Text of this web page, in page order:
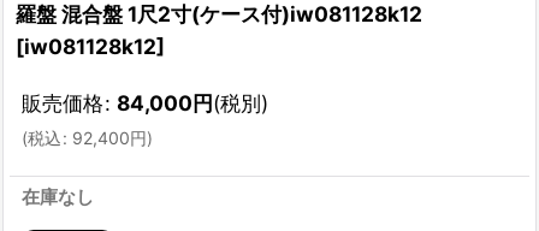
羅盤 混合盤 1尺2寸(ケース付)iw081128k12
[iw081128k12]
販売価格: 84,000円(税別)
(税込: 92,400円)
在庫なし